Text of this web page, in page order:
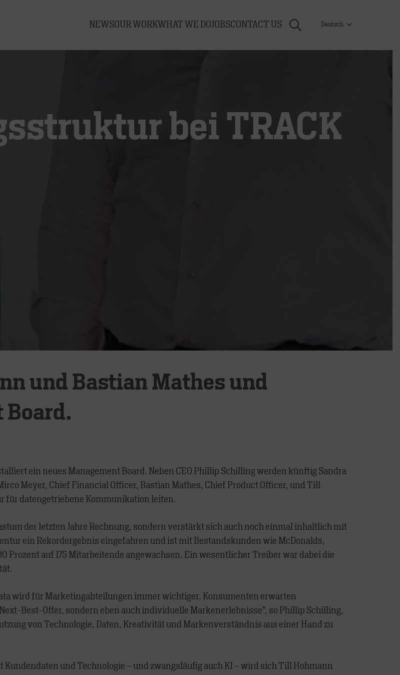
NEWSOUR WORKWHAT WE DOJOBSCONTACT US Deutsch
bei TRACK
und Bastian Mathes und
ein neues Management Board. Neben CEO Phillip Schilling werden künftig Sandra
Meyer, Chief Financial Officer, Bastian Mathes, Chief Product Officer, und Till
für datengetriebene Kommunikation leiten.
der letzten Jahre Rechnung, sondern verstärkt sich auch noch einmal inhaltlich mit
ein Rekordergebnis eingefahren und ist mit Bestandskunden wie McDonalds,
Prozent auf 175 Mitarbeitende angewachsen. Ein wesentlicher Treiber war dabei die
wird für Marketingabteilungen immer wichtiger. Konsumenten erwarten
Best-Offer, sondern eben auch individuelle Markenerlebnisse”, so Phillip Schilling,
von Technologie, Daten, Kreativität und Markenverständnis aus einer Hand zu
und Technologie – und zwangsläufig auch KI – wird sich Till Hohmann